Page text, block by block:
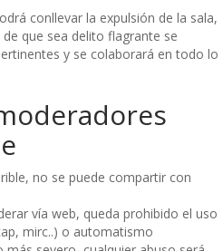
conllevar la expulsión de la sala,
que sea delito flagrante se
y se colaborará en todo lo
no se puede compartir con
vía web, queda prohibido el uso
mirc..) o automatismo